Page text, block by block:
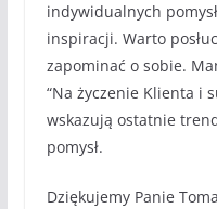
indywidualnych
inspiracji. Warto
zapominać o sobie.
“Na życzenie Klienta i
wskazują ostatnie
pomysł.
Dziękujemy Panie